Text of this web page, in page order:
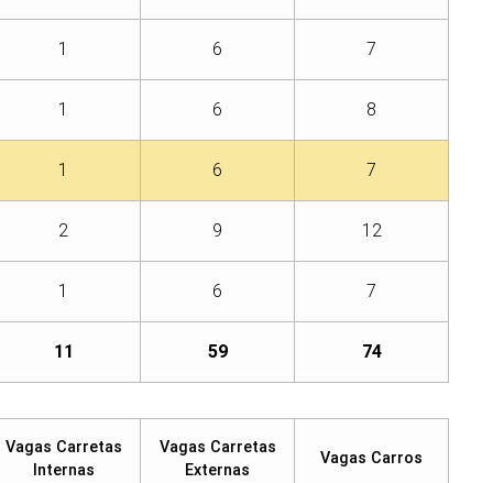
1 6 7
1 6 8
1 6 7
2 9 12
1 6 7
11 59 74
Vagas Carretas
Internas
Vagas Carretas
Externas
Vagas Carros